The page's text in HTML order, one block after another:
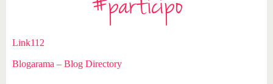
Link112
Blogarama – Blog Directory